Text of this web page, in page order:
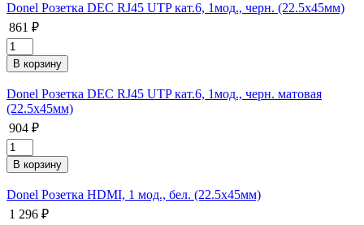
Donel Розетка DEC RJ45 UTP кат.6, 1мод., черн. (22.5х45мм)
861 ₽
Donel Розетка DEC RJ45 UTP кат.6, 1мод., черн. матовая
(22.5х45мм)
904 ₽
Donel Розетка HDMI, 1 мод., бел. (22.5х45мм)
1 296 ₽